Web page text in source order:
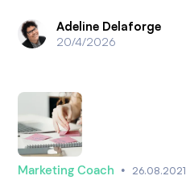
Adeline Delaforge
20/4/2026
Marketing Coach • 26.08.2021